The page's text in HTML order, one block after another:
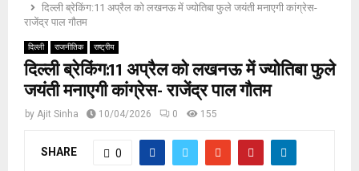
दिल्ली ब्रेकिंग:11 अप्रैल को लखनऊ में ज्योतिबा फुले जयंती मनाएगी कांग्रेस-
राजेंद्र पाल गौतम
दिल्ली राजनीतिक राष्ट्रीय
दिल्ली ब्रेकिंग:11 अप्रैल को लखनऊ में ज्योतिबा फुले
जयंती मनाएगी कांग्रेस- राजेंद्र पाल गौतम
by Ajit Sinha 10/04/2026 0 155
SHARE 0